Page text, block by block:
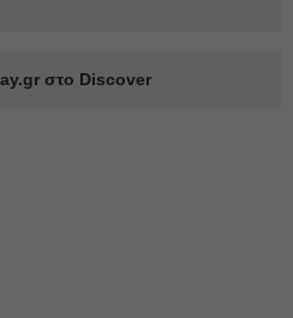
στο Discover